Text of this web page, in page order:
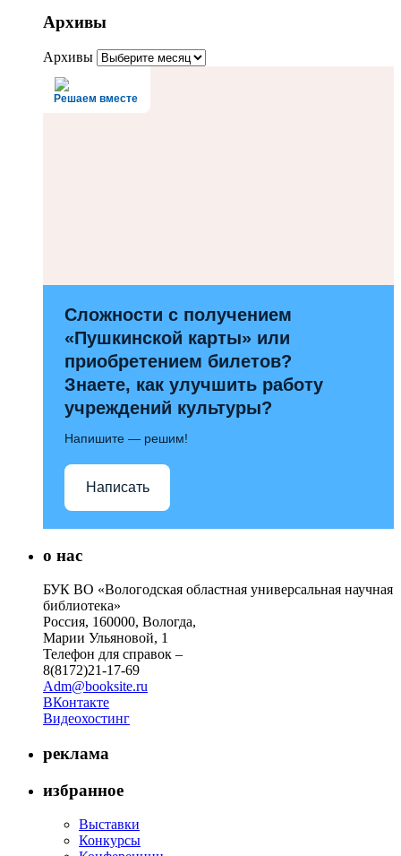
Архивы
Архивы
Решаем вместе
Сложности с получением
«Пушкинской карты» или
приобретением билетов?
Знаете, как улучшить работу
учреждений культуры?
Напишите — решим!
Написать
о нас
БУК ВО «Вологодская областная универсальная научная
библиотека»
Россия, 160000, Вологда,
Марии Ульяновой, 1
Телефон для справок –
8(8172)21-17-69
Adm@booksite.ru
ВКонтакте
Видеохостинг
реклама
избранное
Выставки
Конкурсы